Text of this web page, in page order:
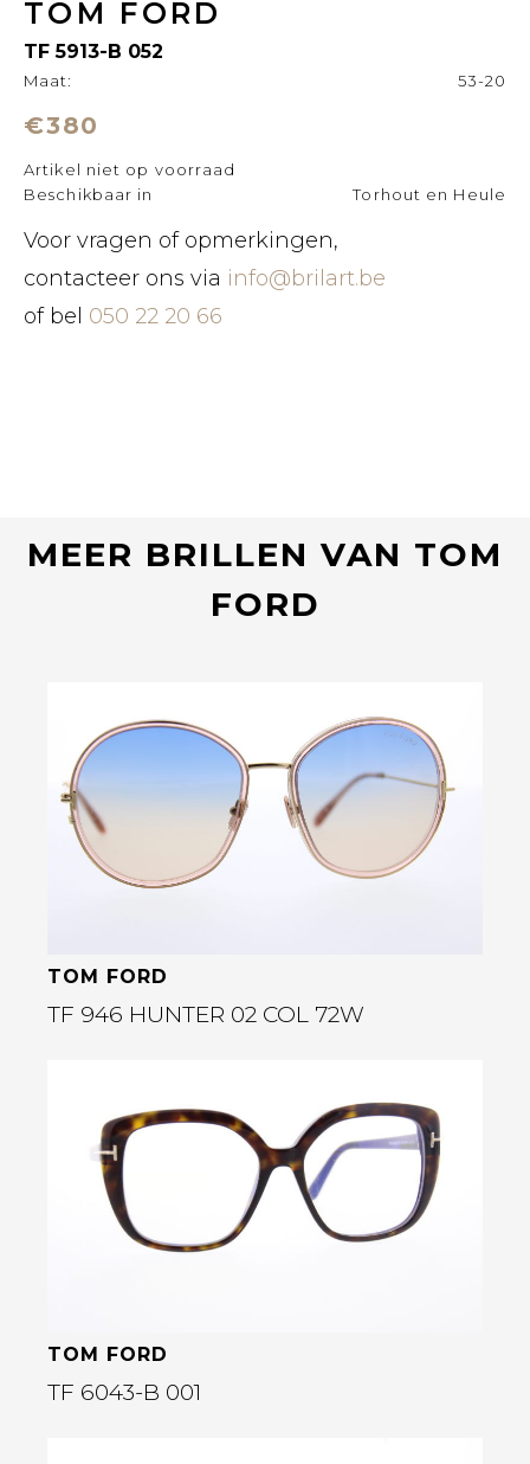
TOM FORD
TF 5913-B 052
Maat: 53-20
€380
Artikel niet op voorraad
Beschikbaar in
Torhout en Heule
Voor vragen of opmerkingen,
contacteer ons via info@brilart.be
of bel 050 22 20 66
MEER BRILLEN VAN TOM
FORD
Bekijk deze bril
TOM FORD
TF 946 HUNTER 02 COL 72W
Bekijk deze bril
TOM FORD
TF 6043-B 001